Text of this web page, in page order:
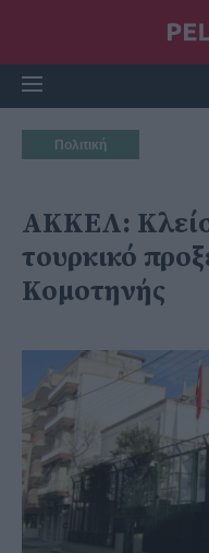
Πολιτική
ΑΚΚΕΛ:
τουρκικό
Κομοτηνής